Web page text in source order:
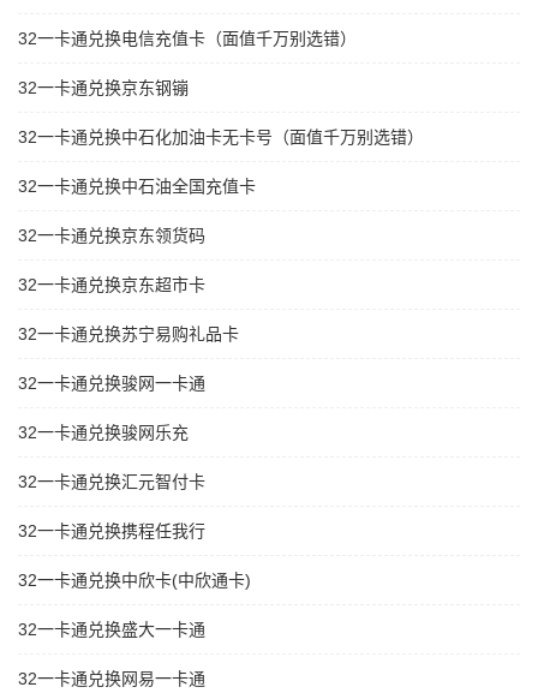
32一卡通兑换电信充值卡（面值千万别选错）
32一卡通兑换京东钢镚
32一卡通兑换中石化加油卡无卡号（面值千万别选错）
32一卡通兑换中石油全国充值卡
32一卡通兑换京东领货码
32一卡通兑换京东超市卡
32一卡通兑换苏宁易购礼品卡
32一卡通兑换骏网一卡通
32一卡通兑换骏网乐充
32一卡通兑换汇元智付卡
32一卡通兑换携程任我行
32一卡通兑换中欣卡(中欣通卡)
32一卡通兑换盛大一卡通
32一卡通兑换网易一卡通